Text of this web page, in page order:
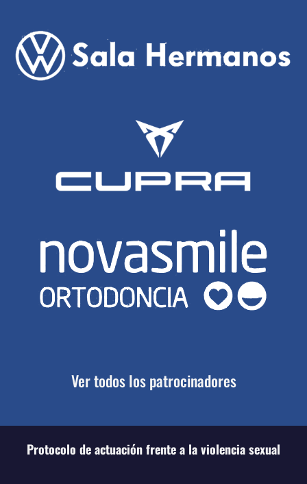
Ver todos los patrocinadores
Protocolo de actuación frente a la violencia sexual